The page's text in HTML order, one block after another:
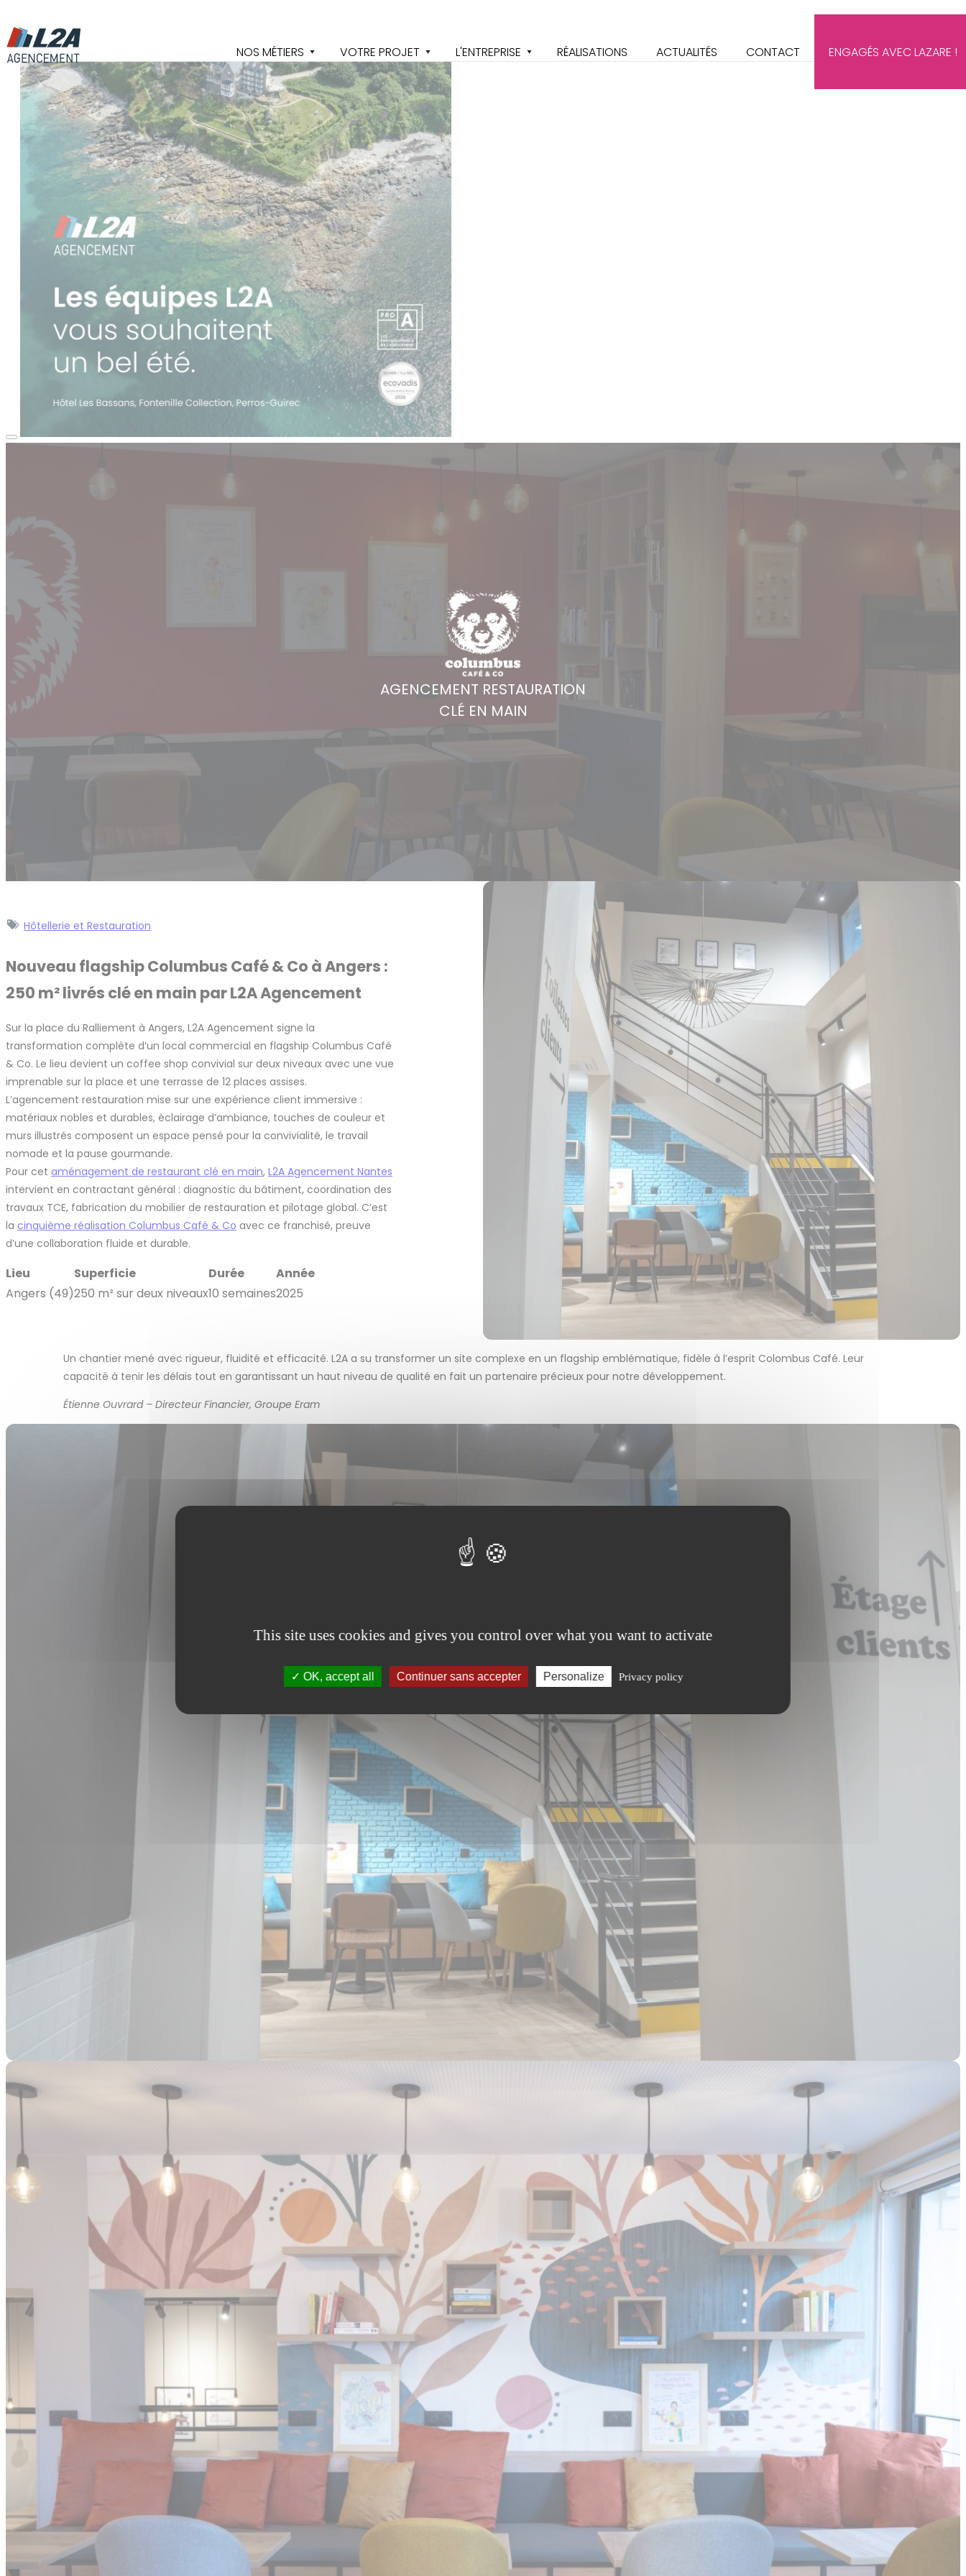
This site uses cookies and gives you control over what you want to activate
OK, accept all Continuer sans accepter Personalize Privacy policy
NOS MÉTIERS VOTRE PROJET L'ENTREPRISE RÉALISATIONS ACTUALITÉS CONTACT ENGAGÉS AVEC LAZARE !
AGENCEMENT RESTAURATION
CLÉ EN MAIN
Hôtellerie et Restauration
Nouveau flagship Columbus Café & Co à Angers :
250 m² livrés clé en main par L2A Agencement
Sur la place du Ralliement à Angers, L2A Agencement signe la
transformation complète d’un local commercial en flagship Columbus Café
& Co. Le lieu devient un coffee shop convivial sur deux niveaux avec une vue
imprenable sur la place et une terrasse de 12 places assises.
L’agencement restauration mise sur une expérience client immersive :
matériaux nobles et durables, éclairage d’ambiance, touches de couleur et
murs illustrés composent un espace pensé pour la convivialité, le travail
nomade et la pause gourmande.
Pour cet aménagement de restaurant clé en main, L2A Agencement Nantes
intervient en contractant général : diagnostic du bâtiment, coordination des
travaux TCE, fabrication du mobilier de restauration et pilotage global. C’est
la cinquième réalisation Columbus Café & Co avec ce franchisé, preuve
d’une collaboration fluide et durable.
Lieu
Angers (49)
Superficie
250 m² sur deux niveaux
Durée
10 semaines
Année
2025
Un chantier mené avec rigueur, fluidité et efficacité. L2A a su transformer un site complexe en un flagship emblématique, fidèle à l’esprit Colombus Café. Leur
capacité à tenir les délais tout en garantissant un haut niveau de qualité en fait un partenaire précieux pour notre développement.
Étienne Ouvrard – Directeur Financier, Groupe Eram